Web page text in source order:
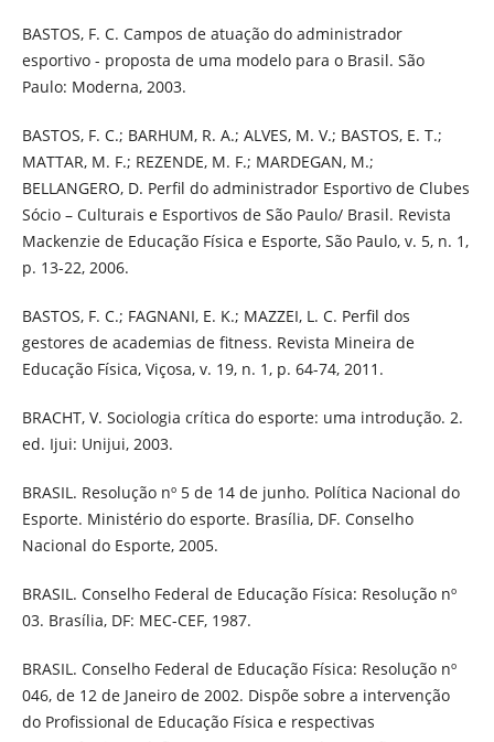
BASTOS, F. C. Campos de atuação do administrador
esportivo - proposta de uma modelo para o Brasil. São
Paulo: Moderna, 2003.
BASTOS, F. C.; BARHUM, R. A.; ALVES, M. V.; BASTOS, E. T.;
MATTAR, M. F.; REZENDE, M. F.; MARDEGAN, M.;
BELLANGERO, D. Perfil do administrador Esportivo de Clubes
Sócio – Culturais e Esportivos de São Paulo/ Brasil. Revista
Mackenzie de Educação Física e Esporte, São Paulo, v. 5, n. 1,
p. 13-22, 2006.
BASTOS, F. C.; FAGNANI, E. K.; MAZZEI, L. C. Perfil dos
gestores de academias de fitness. Revista Mineira de
Educação Física, Viçosa, v. 19, n. 1, p. 64-74, 2011.
BRACHT, V. Sociologia crítica do esporte: uma introdução. 2.
ed. Ijui: Unijui, 2003.
BRASIL. Resolução nº 5 de 14 de junho. Política Nacional do
Esporte. Ministério do esporte. Brasília, DF. Conselho
Nacional do Esporte, 2005.
BRASIL. Conselho Federal de Educação Física: Resolução nº
03. Brasília, DF: MEC-CEF, 1987.
BRASIL. Conselho Federal de Educação Física: Resolução nº
046, de 12 de Janeiro de 2002. Dispõe sobre a intervenção
do Profissional de Educação Física e respectivas